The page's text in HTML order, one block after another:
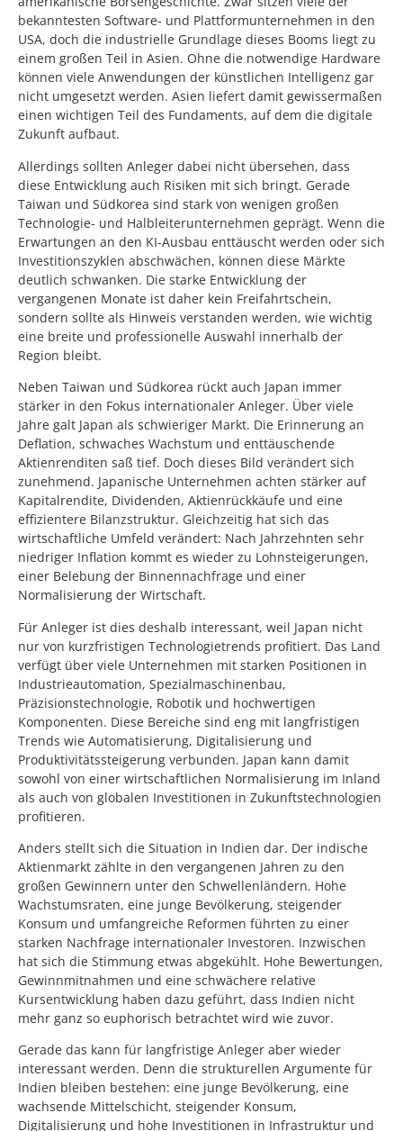
bekanntesten Software- und Plattformunternehmen in den
USA, doch die industrielle Grundlage dieses Booms liegt zu
einem großen Teil in Asien. Ohne die notwendige Hardware
können viele Anwendungen der künstlichen Intelligenz gar
nicht umgesetzt werden. Asien liefert damit gewissermaßen
einen wichtigen Teil des Fundaments, auf dem die digitale
Zukunft aufbaut.
Allerdings sollten Anleger dabei nicht übersehen, dass
diese Entwicklung auch Risiken mit sich bringt. Gerade
Taiwan und Südkorea sind stark von wenigen großen
Technologie- und Halbleiterunternehmen geprägt. Wenn die
Erwartungen an den KI-Ausbau enttäuscht werden oder sich
Investitionszyklen abschwächen, können diese Märkte
deutlich schwanken. Die starke Entwicklung der
vergangenen Monate ist daher kein Freifahrtschein,
sondern sollte als Hinweis verstanden werden, wie wichtig
eine breite und professionelle Auswahl innerhalb der
Region bleibt.
Neben Taiwan und Südkorea rückt auch Japan immer
stärker in den Fokus internationaler Anleger. Über viele
Jahre galt Japan als schwieriger Markt. Die Erinnerung an
Deflation, schwaches Wachstum und enttäuschende
Aktienrenditen saß tief. Doch dieses Bild verändert sich
zunehmend. Japanische Unternehmen achten stärker auf
Kapitalrendite, Dividenden, Aktienrückkäufe und eine
effizientere Bilanzstruktur. Gleichzeitig hat sich das
wirtschaftliche Umfeld verändert: Nach Jahrzehnten sehr
niedriger Inflation kommt es wieder zu Lohnsteigerungen,
einer Belebung der Binnennachfrage und einer
Normalisierung der Wirtschaft.
Für Anleger ist dies deshalb interessant, weil Japan nicht
nur von kurzfristigen Technologietrends profitiert. Das Land
verfügt über viele Unternehmen mit starken Positionen in
Industrieautomation, Spezialmaschinenbau,
Präzisionstechnologie, Robotik und hochwertigen
Komponenten. Diese Bereiche sind eng mit langfristigen
Trends wie Automatisierung, Digitalisierung und
Produktivitätssteigerung verbunden. Japan kann damit
sowohl von einer wirtschaftlichen Normalisierung im Inland
als auch von globalen Investitionen in Zukunftstechnologien
profitieren.
Anders stellt sich die Situation in Indien dar. Der indische
Aktienmarkt zählte in den vergangenen Jahren zu den
großen Gewinnern unter den Schwellenländern. Hohe
Wachstumsraten, eine junge Bevölkerung, steigender
Konsum und umfangreiche Reformen führten zu einer
starken Nachfrage internationaler Investoren. Inzwischen
hat sich die Stimmung etwas abgekühlt. Hohe Bewertungen,
Gewinnmitnahmen und eine schwächere relative
Kursentwicklung haben dazu geführt, dass Indien nicht
mehr ganz so euphorisch betrachtet wird wie zuvor.
Gerade das kann für langfristige Anleger aber wieder
interessant werden. Denn die strukturellen Argumente für
Indien bleiben bestehen: eine junge Bevölkerung, eine
wachsende Mittelschicht, steigender Konsum,
Digitalisierung und hohe Investitionen in Infrastruktur und